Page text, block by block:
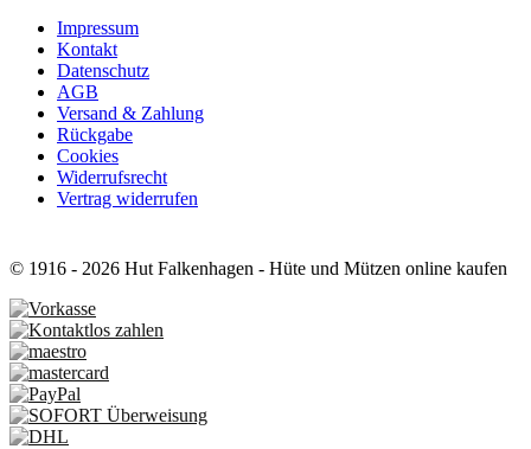
Impressum
Kontakt
Datenschutz
AGB
Versand & Zahlung
Rückgabe
Cookies
Widerrufsrecht
Vertrag widerrufen
© 1916 - 2026 Hut Falkenhagen - Hüte und Mützen online kaufen